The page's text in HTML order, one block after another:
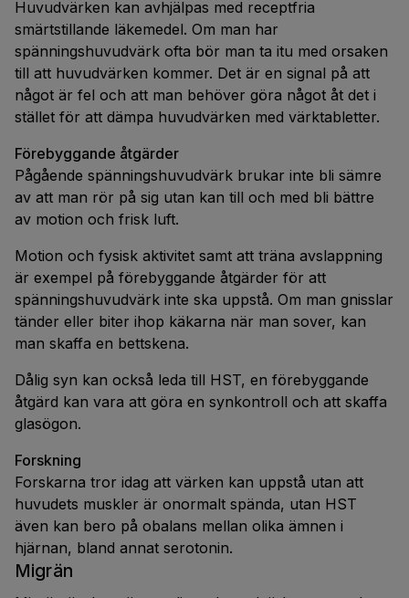
Huvudvärken kan avhjälpas med receptfria
smärtstillande läkemedel. Om man har
spänningshuvudvärk ofta bör man ta itu med orsaken
till att huvudvärken kommer. Det är en signal på att
något är fel och att man behöver göra något åt det i
stället för att dämpa huvudvärken med värktabletter.
Förebyggande åtgärder
Pågående spänningshuvudvärk brukar inte bli sämre
av att man rör på sig utan kan till och med bli bättre
av motion och frisk luft.
Motion och fysisk aktivitet samt att träna avslappning
är exempel på förebyggande åtgärder för att
spänningshuvudvärk inte ska uppstå. Om man gnisslar
tänder eller biter ihop käkarna när man sover, kan
man skaffa en bettskena.
Dålig syn kan också leda till HST, en förebyggande
åtgärd kan vara att göra en synkontroll och att skaffa
glasögon.
Forskning
Forskarna tror idag att värken kan uppstå utan att
huvudets muskler är onormalt spända, utan HST
även kan bero på obalans mellan olika ämnen i
hjärnan, bland annat serotonin.
Migrän